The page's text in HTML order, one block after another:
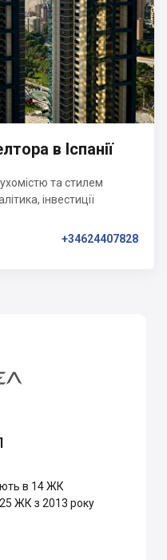
в Іспанії
та стилем
інвестиції
+34624407828
в 14 ЖК
ЖК з 2013 року